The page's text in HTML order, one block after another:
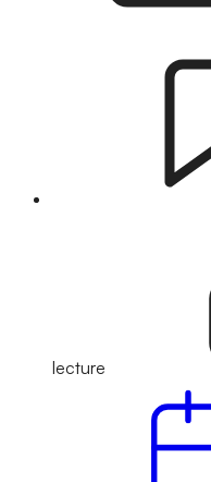
lecture